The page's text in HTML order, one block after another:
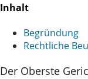
Inhalt
Begründung
Rechtliche
Der Oberste